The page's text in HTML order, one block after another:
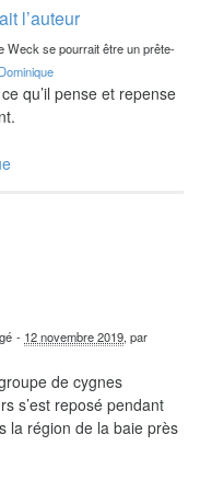
l’auteur
Weck se pourrait être un prête-
Dominique
qu’il pense et repense
- 12 novembre 2019, par
de cygnes
s’est reposé pendant
la région de la baie près